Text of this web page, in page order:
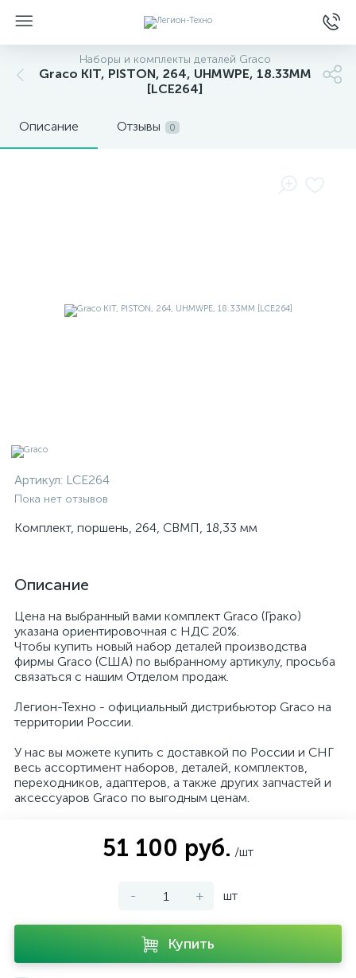
Наборы и комплекты деталей Graco
Graco KIT, PISTON, 264, UHMWPE, 18.33MM
[LCE264]
Описание Отзывы 0
Артикул: LCE264
Пока нет отзывов
Комплект, поршень, 264, СВМП, 18,33 мм
Описание
Цена на выбранный вами комплект Graco (Грако)
указана ориентировочная с НДС 20%.
Чтобы купить новый набор деталей производства
фирмы Graco (США) по выбранному артикулу, просьба
связаться с нашим Отделом продаж.
Легион-Техно - официальный дистрибьютор Graco на
территории России.
У нас вы можете купить с доставкой по России и СНГ
весь ассортимент наборов, деталей, комплектов,
переходников, адаптеров, а также других запчастей и
аксессуаров Graco по выгодным ценам.
51 100 руб. /шт
- + шт
Купить